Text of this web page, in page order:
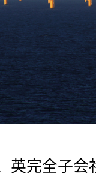
英完全子